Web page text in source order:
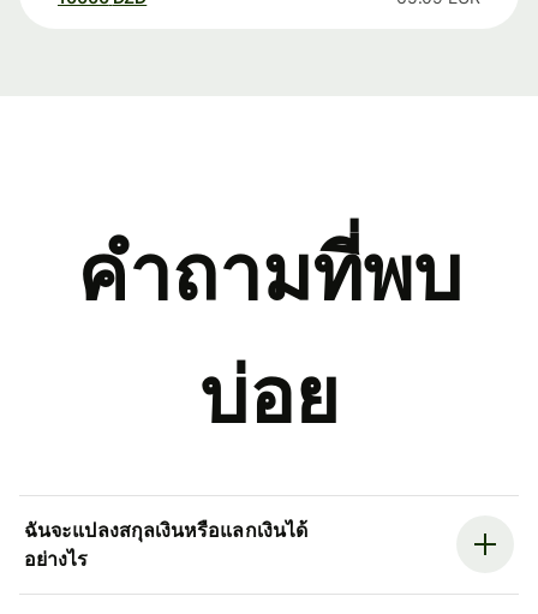
คำถามที่พบ
บ่อย
ฉันจะแปลงสกุลเงินหรือแลกเงินได้
อย่างไร